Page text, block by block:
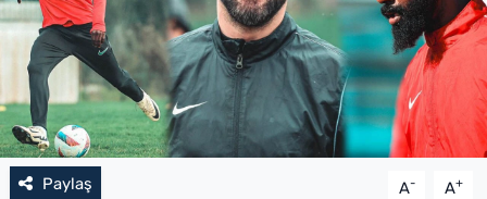
Paylaş A- A+